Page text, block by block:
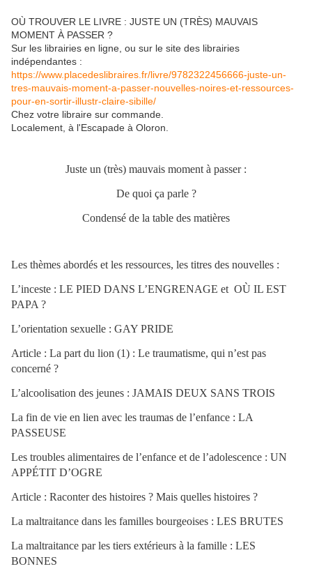
OÙ TROUVER LE LIVRE : JUSTE UN (TRÈS) MAUVAIS
MOMENT À PASSER ?
Sur les librairies en ligne, ou sur le site des librairies
indépendantes :
https://www.placedeslibraires.fr/livre/9782322456666-juste-un-
tres-mauvais-moment-a-passer-nouvelles-noires-et-ressources-
pour-en-sortir-illustr-claire-sibille/
Chez votre libraire sur commande.
Localement, à l'Escapade à Oloron.
Juste un (très) mauvais moment à passer :
De quoi ça parle ?
Condensé de la table des matières
Les thèmes abordés et les ressources, les titres des nouvelles :
L’inceste : LE PIED DANS L’ENGRENAGE et OÙ IL EST
PAPA ?
L’orientation sexuelle : GAY PRIDE
Article : La part du lion (1) : Le traumatisme, qui n’est pas
concerné ?
L’alcoolisation des jeunes : JAMAIS DEUX SANS TROIS
La fin de vie en lien avec les traumas de l’enfance : LA
PASSEUSE
Les troubles alimentaires de l’enfance et de l’adolescence : UN
APPÉTIT D’OGRE
Article : Raconter des histoires ? Mais quelles histoires ?
La maltraitance dans les familles bourgeoises : LES BRUTES
La maltraitance par les tiers extérieurs à la famille : LES
BONNES